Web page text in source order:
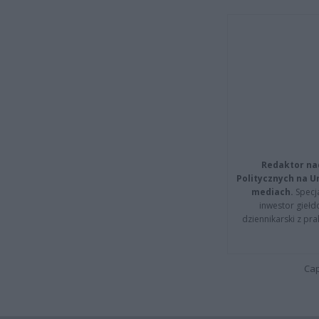
Redaktor
Politycznych na
mediach.
inwestor
dziennikarski z